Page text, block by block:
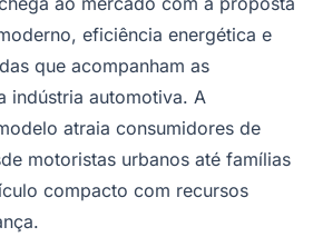
eficiência energética e
que acompanham as
indústria automotiva. A
atraia consumidores de
motoristas urbanos até famílias
compacto com recursos